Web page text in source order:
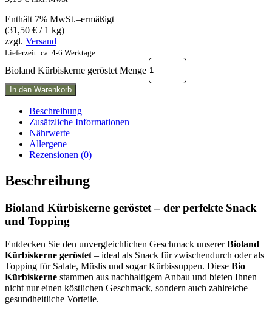
Enthält 7% MwSt.–ermäßigt
(31,50 € / 1 kg)
zzgl. Versand
Lieferzeit: ca. 4-6 Werktage
Bioland Kürbiskerne geröstet Menge
In den Warenkorb
Beschreibung
Zusätzliche Informationen
Nährwerte
Allergene
Rezensionen (0)
Beschreibung
Bioland Kürbiskerne geröstet – der perfekte Snack
und Topping
Entdecken Sie den unvergleichlichen Geschmack unsererBioland
Kürbiskerne geröstet – ideal als Snack für zwischendurch oder als
Topping für Salate, Müslis und sogar Kürbissuppen. Diese Bio
Kürbiskerne stammen aus nachhaltigem Anbau und bieten Ihnen
nicht nur einen köstlichen Geschmack, sondern auch zahlreiche
gesundheitliche Vorteile.